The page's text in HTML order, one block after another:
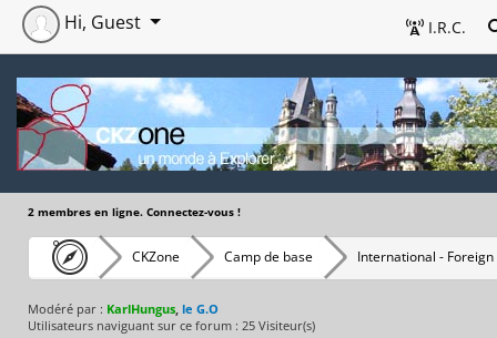
I.R.C.
Hi, Guest
2 membres en ligne. Connectez-vous !
CKZone Camp de base International -
Modéré par : KarlHungus le G.O
Utilisateurs naviguant sur ce forum : 25 Visiteur(s)